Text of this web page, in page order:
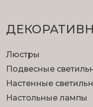
Люстры
Подвесные
Настенные
Настольные лампы